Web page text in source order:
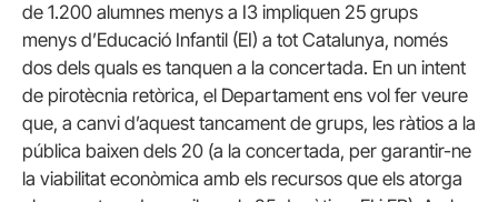
de 1.200 alumnes menys a I3 impliquen 25 grups
menys d’Educació Infantil (EI) a tot Catalunya, només
dos dels quals es tanquen a la concertada. En un intent
de pirotècnia retòrica, el Departament ens vol fer veure
que, a canvi d’aquest tancament de grups, les ràtios a la
pública baixen dels 20 (a la concertada, per garantir-ne
la viabilitat econòmica amb els recursos que els atorga